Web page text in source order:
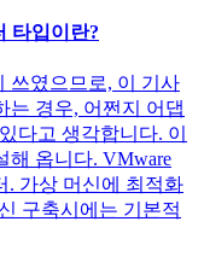
타입이란?
쓰였으므로, 이 기사
는 경우, 어쩐지 어댑
다고 생각합니다. 이
해 옵니다. VMware
. 가상 머신에 최적화
구축시에는 기본적